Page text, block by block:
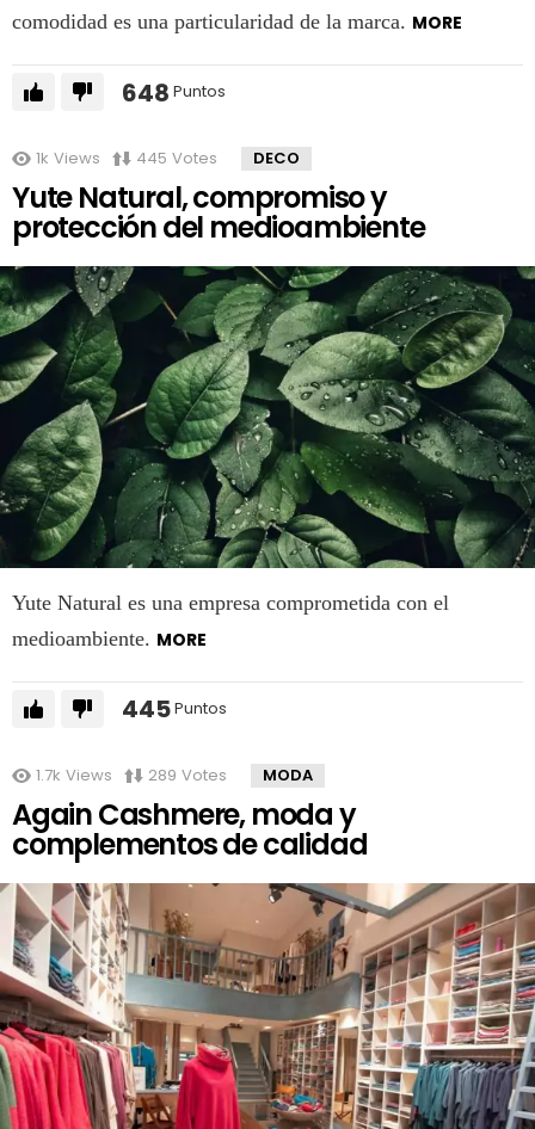
comodidad es una particularidad de la marca. MORE
648 Puntos
1k Views 445 Votes DECO
Yute Natural, compromiso y
protección del medioambiente
Yute Natural es una empresa comprometida con el
medioambiente. MORE
445Puntos
1.7k Views 289 Votes MODA
Again Cashmere, moda y
complementos de calidad